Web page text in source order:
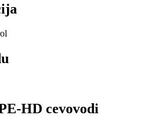
HD cevovodi